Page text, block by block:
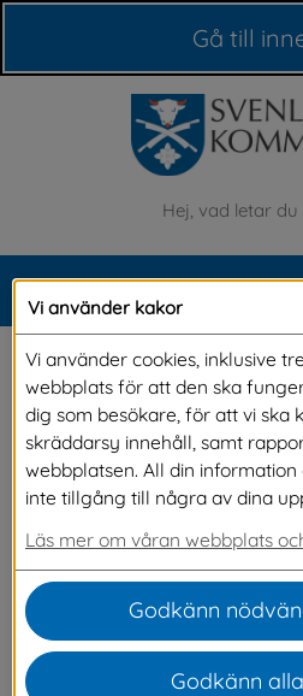
Gå till
Sök
Nyheter
På denna sida kan du läsa alla
vara säker på att du inte
nyheterna direkt till din e-post,
Senaste nytt
Vi använder kakor
Vi använder cookies, inklusive
webbplats för att den ska
dig som besökare, för att vi ska
skräddarsy innehåll, samt
webbplatsen. All din
inte tillgång till några av dina
Läs mer om våran webbplats
Godkänn
Godkänn